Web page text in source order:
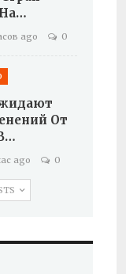
ago 0
От
ago 0